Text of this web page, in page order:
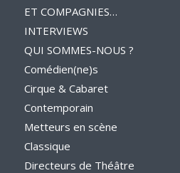
ET COMPAGNIES…
INTERVIEWS
QUI SOMMES-NOUS ?
Comédien(ne)s
Cirque & Cabaret
Contemporain
Metteurs en scène
Classique
Directeurs de Théâtre